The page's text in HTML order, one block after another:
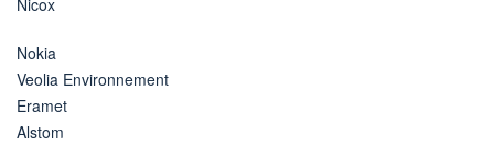
Nokia
Veolia Environnement
Eramet
Alstom